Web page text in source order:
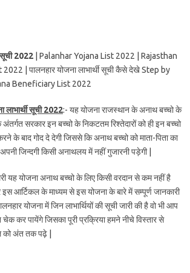
सूची 2022 | Palanhar Yojana List 2022 | Rajasthan
| पालनहार योजना लाभार्थी सूची कैसे देखे Step by
Beneficiary List 2022
लाभार्थी सूची 2022:- यह योजना राजस्थान के अनाथ बच्चो के
सरकार इन बच्चो के निकटतम रिश्तेदारों को ही इन बच्चो
के बाद गोद दे देगी जिससे कि अनाथ बच्चो को माता-पिता का
जिन्दगी किसी अनाथलय में नहीं गुजारनी पड़ेगी |
यह योजना अनाथ बच्चो के लिए किसी वरदान से कम नहीं है
आर्टिकल के माध्यम से इस योजना के बारे में सम्पूर्ण जानकारी
योजना में जिन लाभार्थियों की सूची जारी की है वो भी आप
कर पायेंगे जिसका पूरी प्रक्रिया हमने नीचे विस्तार से
को अंत तक पढ़े |